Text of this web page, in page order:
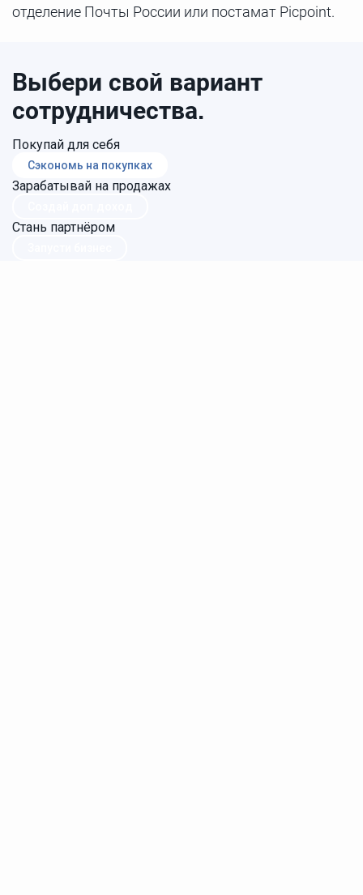
отделение Почты России или постамат Picpoint.
Выбери свой вариант
сотрудничества.
Покупай для себя
Сэкономь на покупках
Зарабатывай на продажах
Стань партнёром